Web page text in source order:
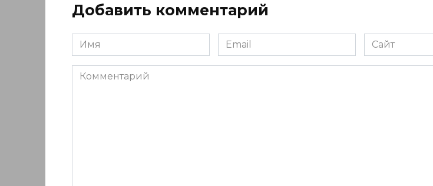
Добавить комментарий
Имя
*
Email
*
Сайт
Комментарий